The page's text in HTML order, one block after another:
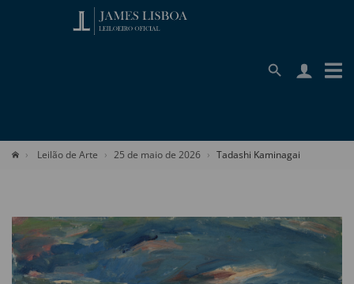
Leilão de Arte 25 de maio de 2026 Tadashi Kaminagai